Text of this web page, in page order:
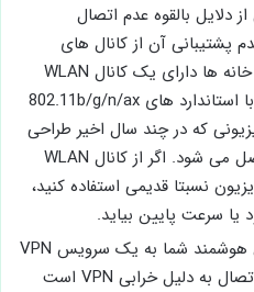
دلایل بالقوه عدم اتصال
پشتیبانی آن از کانال ‌های
WLAN روتر شما است. اکثر خانه ‌ها دارای یک کانال WLAN
2.4 گیگاهرتز برای مطابقت با استاندارد های 802.11b/g/n/ax
که در چند سال اخیر طراحی
شده است به این کانال متصل می ‌شود. اگر از کانال WLAN
تلویزیون نسبتا قدیمی استفاده ‌کنید،
سرعت پایین بیاید.
اگر تلویزیون هوشمند شما به یک سرویس VPN
متصل باشد، هر گونه قطع اتصال به دلیل خرابی VPN است